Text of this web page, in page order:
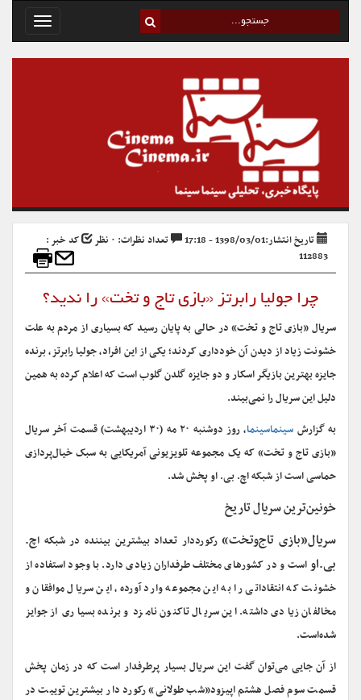
Toggle
تاریخ انتشار:1398/03/01 - 17:18 تعداد نظرات: ۰ نظر
کد خبر :
112883
چرا جولیا رابرتز «بازی تاج و تخت» را ندید؟
سریال «بازی تاج و تخت» در حالی به پایان رسید که بسیاری از مردم به علت
خشونت زیاد از دیدن آن خودداری کردند؛ یکی از این افراد، جولیا رابرتز، برنده
جایزه بهترین بازیگر اسکار و دو جایزه گلدن گلوب است که اعلام کرده به همین
دلیل این سریال را نمی‌بیند.
به گزارش سینماسینما
، روز دوشنبه ۲۰ مه (۳۰ اردیبهشت) قسمت آخر سریال
«بازی تاج و تخت» که یک مجموعه تلویزیونی آمریکایی به سبک خیال‌پردازی
حماسی است از شبکه اچ. بی. او پخش شد.
خونین‌ترین سریال تاریخ
سریال«بازی تاج‌وتخت»رکورددار تعداد بیشترین بیننده در شبکه اچ.
بی.اواست و در کشورهای مختلف طرفداران زیادی دارد. با وجود استفاده از
خشونت که انتقاداتی را به این مجموعه وارد آورده، این سریال موافقان و
مخالفان زیادی داشته. این سریال تاکنون نامزد و برنده بسیاری از جوایز
شده‌است.
از آن جایی می‌توان گفت این سریال بسیار پرطرفدار است که در زمان پخش
قسمت سوم فصل هشتم اپیزود«شب طولانی» رکورد دار بیشترین توییت در